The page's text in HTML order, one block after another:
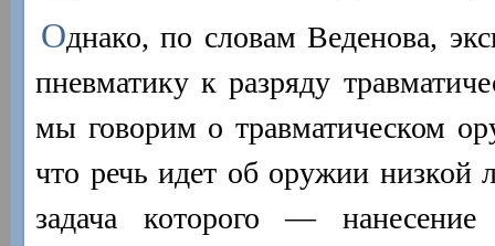
Однако, по словам Веденова,
пневматику к разряду
мы говорим о травматическом
что речь идет об оружии низкой
задача которого —